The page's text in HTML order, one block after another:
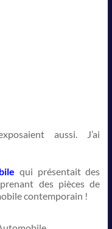
aussi. J’ai
qui présentait des
des pièces de
contemporain !